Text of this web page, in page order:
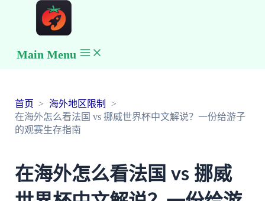
Main Menu
首页
海外地区限制
在海外怎么看法国 vs 挪威世界杯中文解说？一份给游子
的观赛生存指南
在海外怎么看法国 vs 挪威